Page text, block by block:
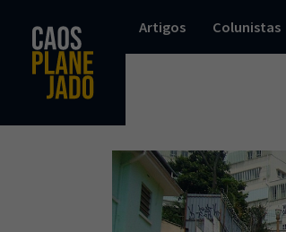
Artigos Colunistas